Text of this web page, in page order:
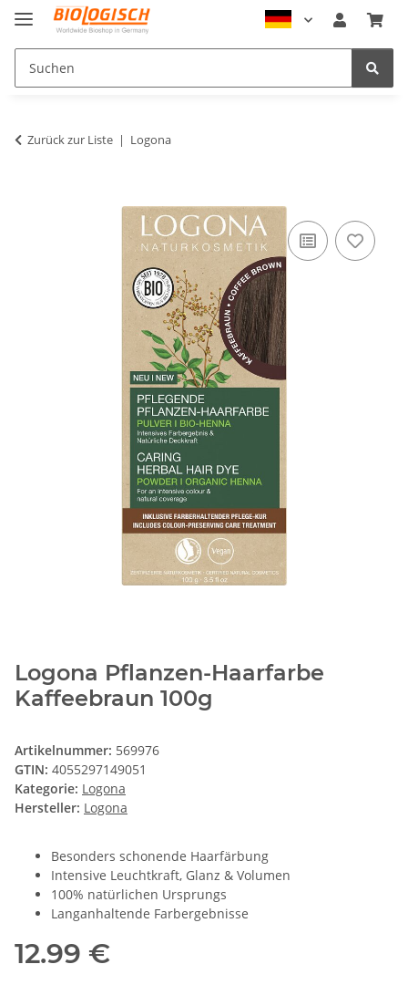
Zurück zur Liste Logona
Logona Pflanzen-Haarfarbe
Kaffeebraun 100g
Artikelnummer: 569976
GTIN: 4055297149051
Kategorie: Logona
Hersteller: Logona
Besonders schonende Haarfärbung
Intensive Leuchtkraft, Glanz & Volumen
100% natürlichen Ursprungs
Langanhaltende Farbergebnisse
12.99 €